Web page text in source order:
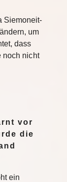
Siemoneit-
um
dass
noch nicht
vor
die
ein